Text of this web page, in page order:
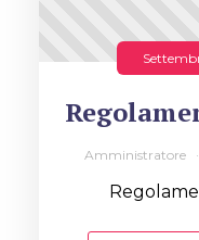
Amministratore